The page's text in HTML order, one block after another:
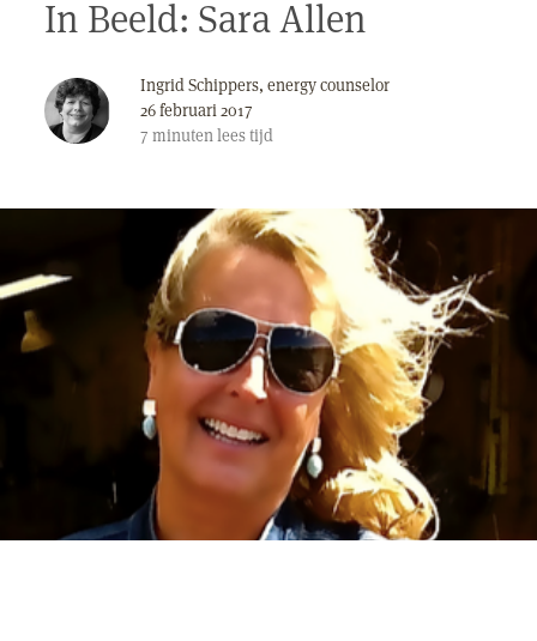
In Beeld: Sara Allen
Ingrid Schippers, energy counselor
26 februari 2017
7 minutenlees tijd